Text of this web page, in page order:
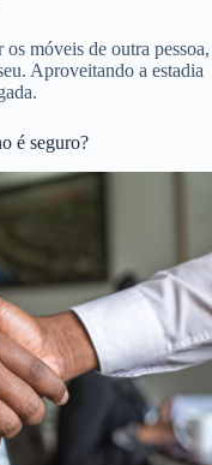
móveis de outra pessoa,
Aproveitando a estadia
é seguro?